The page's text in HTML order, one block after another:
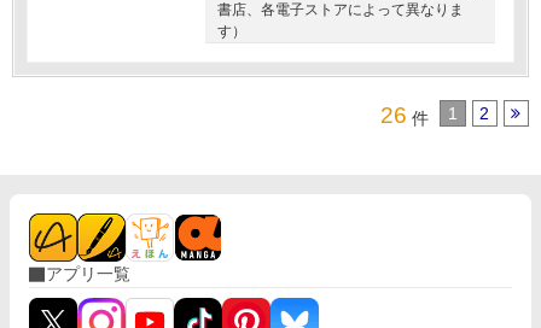
書店、各電子ストアによって異なりま
す）
26 件 1 2
アプリ一覧